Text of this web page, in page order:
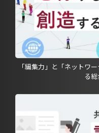
「編集力」と「ネットワ
る